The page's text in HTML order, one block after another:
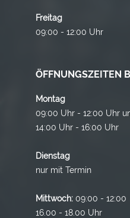
Freitag
09:00 - 12:00 Uhr
ÖFFNUNGSZEITEN
Montag
09:00 Uhr - 12:00 Uhr
14:00 Uhr - 16:00 Uhr
Dienstag
nur mit Termin
Mittwoch: 09:00 - 12:00
16.00 - 18.00 Uhr